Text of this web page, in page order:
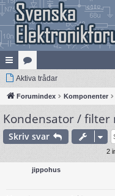
na
bb
lä
nk
at
eg
ori
er
Aktiva trådar
Forumindex Komponenter
Kondensator /
Skriv svar
2
jippohus